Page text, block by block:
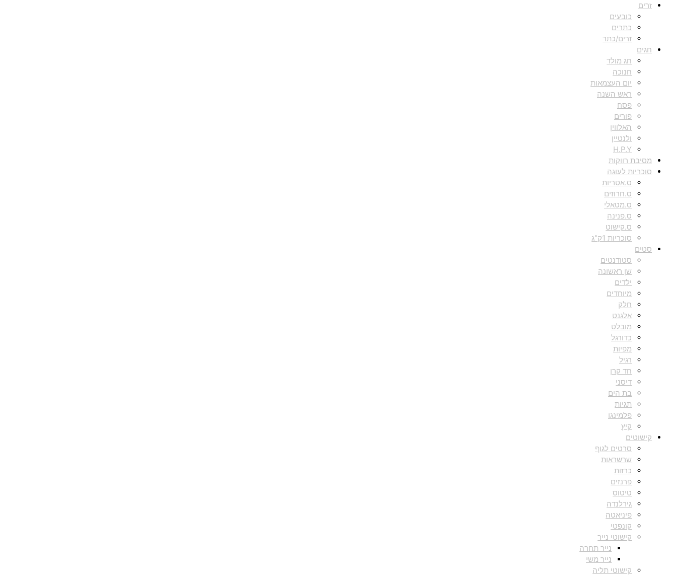
זרים
כובעים
כתרים
זרים/כתר
חגים
חג מולד
חנוכה
יום העצמאות
ראש השנה
פסח
פורים
האלווין
ולנטיין
H.P.Y
מסיבת רווקות
סוכריות לעוגה
ס.אטריות
ס.חרוזים
ס.מטאלי
ס.פנינה
ס.קישוט
סוכריות 1ק"ג
סטים
סטודנטים
שן ראשונה
ילדים
מיוחדים
חלק
אלגנט
מובלט
כדורגל
מפיות
רגיל
חד קרן
דיסני
בת הים
תגיות
פלמינגו
קיץ
קישוטים
סרטים לגוף
שרשראות
כרזות
פרנזים
טיטוס
גירלנדה
פיניאטה
קונפטי
קישוטי נייר
נייר תחרה
נייר משי
קישוטי תליה